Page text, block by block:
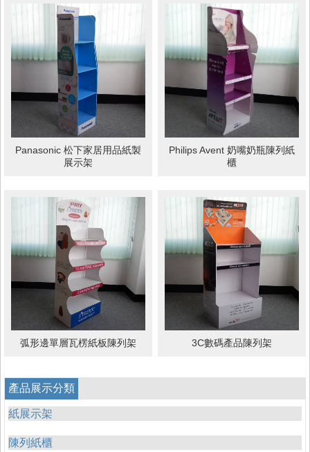
Panasonic 松下家居用品紙製
展示架
Philips Avent 奶嘴奶瓶陳列紙
櫃
弧形邊單層瓦楞紙板陳列架 3C數碼產品陳列架
產品展示分類
紙展示架
陳列紙櫃